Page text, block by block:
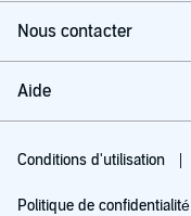
Nous contacter
Aide
Conditions d'utilisation
Politique de confidentialité